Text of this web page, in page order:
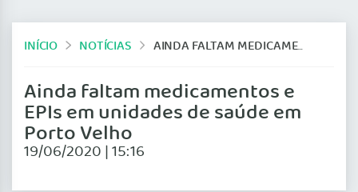
INÍCIO NOTÍCIAS AINDA FALTAM MEDICAMENTOS E EPIS EM UNIDADES DE SAÚDE EM PORTO VELHO
Ainda faltam medicamentos e
EPIs em unidades de saúde em
Porto Velho
19/06/2020 | 15:16